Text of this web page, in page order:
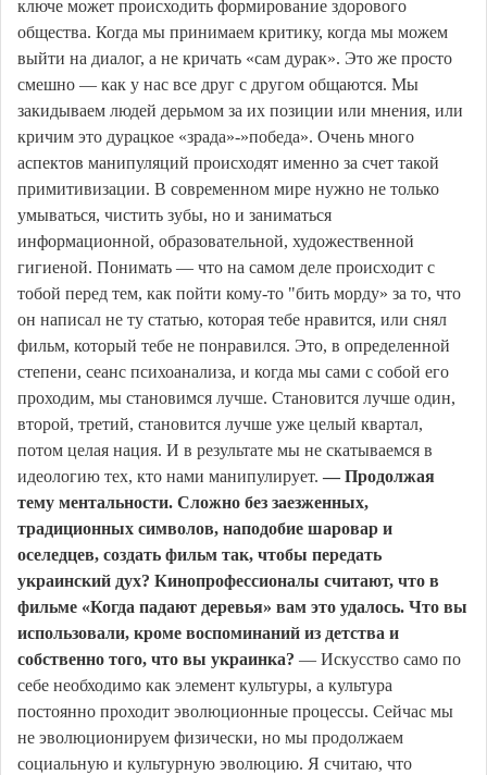
ключе может происходить формирование здорового
общества. Когда мы принимаем критику, когда мы можем
выйти на диалог, а не кричать «сам дурак». Это же просто
смешно — как у нас все друг с другом общаются. Мы
закидываем людей дерьмом за их позиции или мнения, или
кричим это дурацкое «зрада»-»победа». Очень много
аспектов манипуляций происходят именно за счет такой
примитивизации. В современном мире нужно не только
умываться, чистить зубы, но и заниматься
информационной, образовательной, художественной
гигиеной. Понимать — что на самом деле происходит с
тобой перед тем, как пойти кому-то "бить морду» за то, что
он написал не ту статью, которая тебе нравится, или снял
фильм, который тебе не понравился. Это, в определенной
степени, сеанс психоанализа, и когда мы сами с собой его
проходим, мы становимся лучше. Становится лучше один,
второй, третий, становится лучше уже целый квартал,
потом целая нация. И в результате мы не скатываемся в
идеологию тех, кто нами манипулирует. — Продолжая
тему ментальности. Сложно без заезженных,
традиционных символов, наподобие шаровар и
оселедцев, создать фильм так, чтобы передать
украинский дух? Кинопрофессионалы считают, что в
фильме «Когда падают деревья» вам это удалось. Что вы
использовали, кроме воспоминаний из детства и
собственно того, что вы украинка? — Искусство само по
себе необходимо как элемент культуры, а культура
постоянно проходит эволюционные процессы. Сейчас мы
не эволюционируем физически, но мы продолжаем
социальную и культурную эволюцию. Я считаю, что